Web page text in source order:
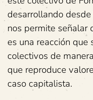
desarrollando
nos permite señalar
es una reacción
colectivos de
que reproduce
caso capitalista.